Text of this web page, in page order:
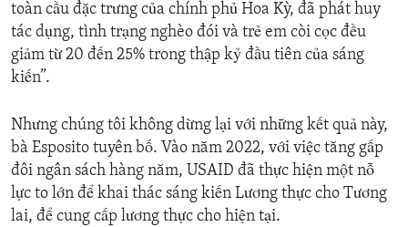
toàn cầu đặc trưng của chính phủ Hoa Kỳ, đã phát huy
tác dụng, tình trạng nghèo đói và trẻ em còi cọc đều
giảm từ 20 đến 25% trong thập kỷ đầu tiên của sáng
kiến”.
Nhưng chúng tôi không dừng lại với những kết quả này,
bà Esposito tuyên bố. Vào năm 2022, với việc tăng gấp
đôi ngân sách hàng năm, USAID đã thực hiện một nỗ
lực to lớn để khai thác sáng kiến Lương thực cho Tương
lai, để cung cấp lương thực cho hiện tại.